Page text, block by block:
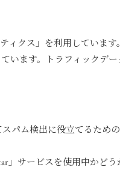
ィクス」を利用しています。
います。トラフィックデ
パム検出に役立てるため
」サービスを使用中かど